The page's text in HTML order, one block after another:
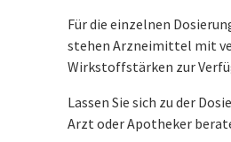
Für die einzelnen
stehen Arzneimittel mit
Wirkstoffstärken zur
Lassen Sie sich zu der
Arzt oder Apotheker